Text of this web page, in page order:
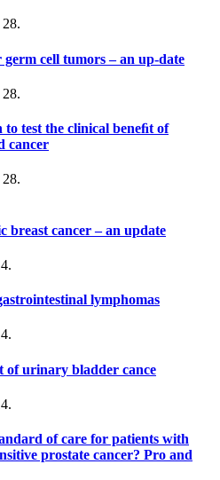
28.
cell tumors – an up-date
28.
test the clinical beneﬁt of
cancer
28.
breast cancer – an update
lymphomas
of urinary bladder cance
of care for patients with
prostate cancer? Pro and